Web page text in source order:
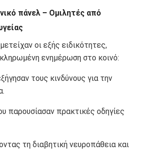
πάνελ – Ομιλητές από
οι εξής ειδικότητες,
ενημέρωση στο κοινό:
τους κινδύνους για την
παρουσίασαν πρακτικές οδηγίες
τη διαβητική νευροπάθεια και